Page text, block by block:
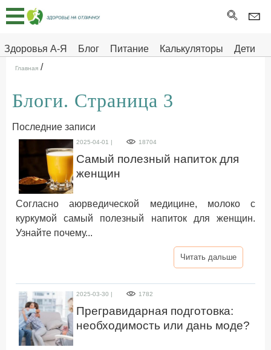
Здоровья А-Я Блог Питание Калькуляторы
Дети
Главная
Тесты
Про
ДЕТЯМ
Главная /
Блоги. Страница 3
Последние записи
2025-04-01 | 18704
Самый полезный напиток для
женщин
Согласно аюрведической медицине, молоко с
куркумой самый полезный напиток для женщин.
Узнайте почему...
Читать дальше
2025-03-30 | 1782
Прегравидарная подготовка:
необходимость или дань моде?